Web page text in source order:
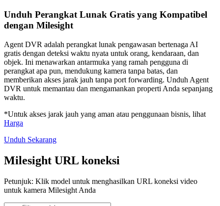
Unduh Perangkat Lunak Gratis yang Kompatibel
dengan Milesight
Agent DVR adalah perangkat lunak pengawasan bertenaga AI
gratis dengan deteksi waktu nyata untuk orang, kendaraan, dan
objek. Ini menawarkan antarmuka yang ramah pengguna di
perangkat apa pun, mendukung kamera tanpa batas, dan
memberikan akses jarak jauh tanpa port forwarding. Unduh Agent
DVR untuk memantau dan mengamankan properti Anda sepanjang
waktu.
*Untuk akses jarak jauh yang aman atau penggunaan bisnis, lihat
Harga
Unduh Sekarang
Milesight URL koneksi
Petunjuk: Klik model untuk menghasilkan URL koneksi video
untuk kamera Milesight Anda